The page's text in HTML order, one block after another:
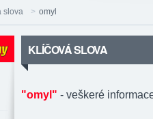
slova > omyl
KLÍČOVÁ SLOVA
"omyl" - veškeré